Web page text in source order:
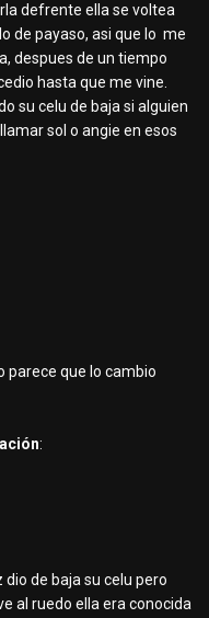
defrente ella se voltea
de payaso, asi que lo me
despues de un tiempo
hasta que me vine.
su celu de baja si alguien
sol o angie en esos
parece que lo cambio
:
de baja su celu pero
al ruedo ella era conocida